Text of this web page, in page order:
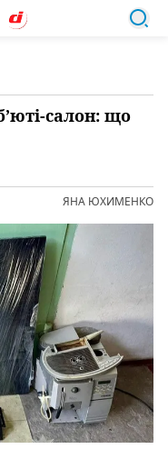
салон: що
ЯНА ЮХИМЕНКО